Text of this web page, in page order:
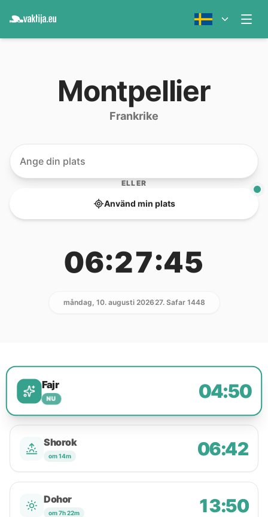
Montpellier
Frankrike
ELLER
Använd min plats
06:27:45
måndag, 10. augusti 202627. Safar 1448
Fajr
NU 04:50
Shorok
om 14m 06:42
Dohor
om 7h 22m 13:50